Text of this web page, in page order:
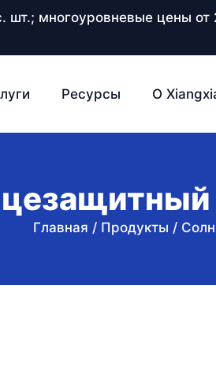
шт.; многоуровневые цены
Ресурсы О
Главная / Продукты /